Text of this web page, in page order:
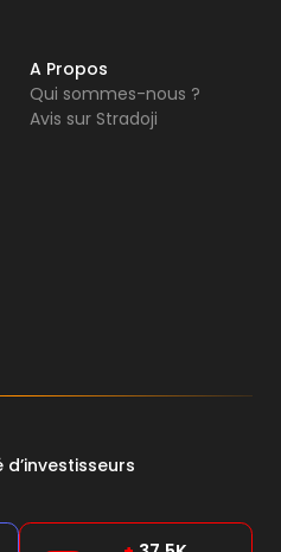
A Propos
Qui sommes-nous ?
Avis sur Stradoji